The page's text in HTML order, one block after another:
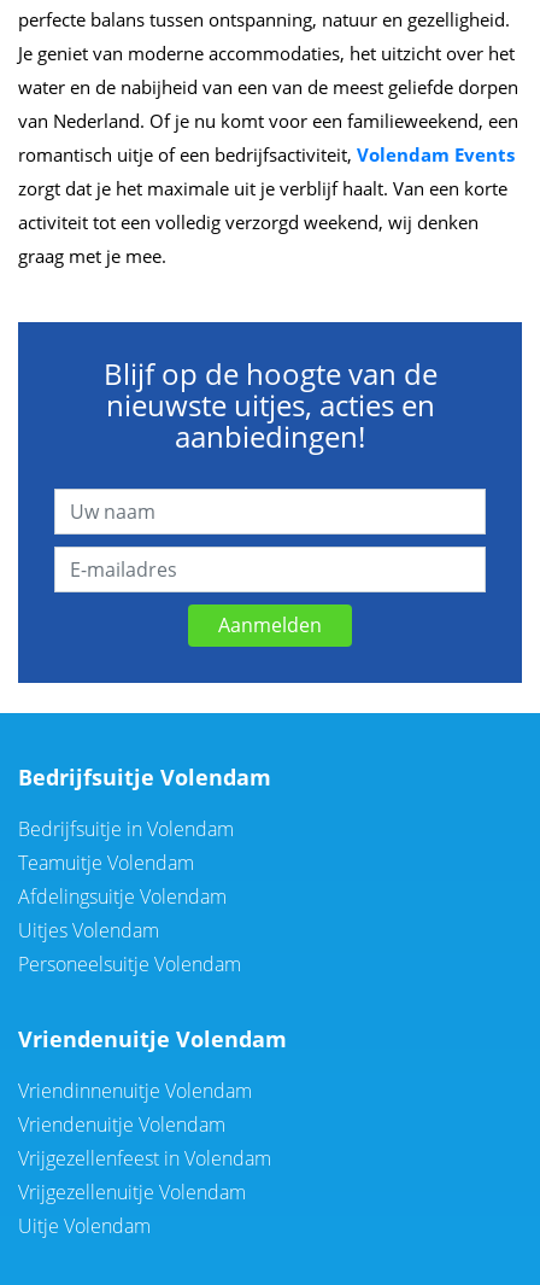
perfecte balans tussen ontspanning, natuur en gezelligheid.
Je geniet van moderne accommodaties, het uitzicht over het
water en de nabijheid van een van de meest geliefde dorpen
van Nederland. Of je nu komt voor een familieweekend, een
romantisch uitje of een bedrijfsactiviteit, Volendam Events
zorgt dat je het maximale uit je verblijf haalt. Van een korte
activiteit tot een volledig verzorgd weekend, wij denken
graag met je mee.
Blijf op de hoogte van de
nieuwste uitjes, acties en
aanbiedingen!
Aanmelden
Bedrijfsuitje Volendam
Bedrijfsuitje in Volendam
Teamuitje Volendam
Afdelingsuitje Volendam
Uitjes Volendam
Personeelsuitje Volendam
Vriendenuitje Volendam
Vriendinnenuitje Volendam
Vriendenuitje Volendam
Vrijgezellenfeest in Volendam
Vrijgezellenuitje Volendam
Uitje Volendam